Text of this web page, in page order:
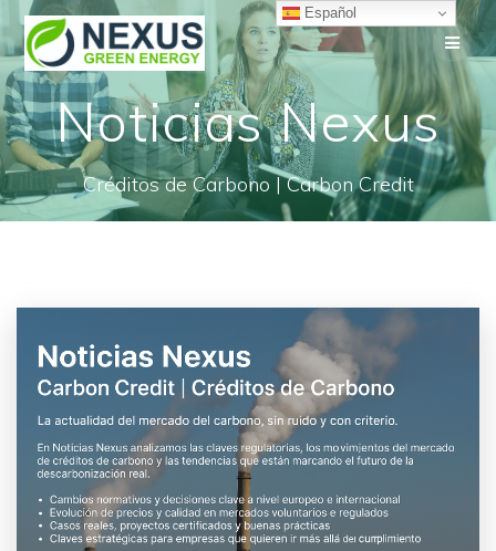
Saltar
al
contenido
Noticias Nexus
Créditos de Carbono | Carbon Credit
Español